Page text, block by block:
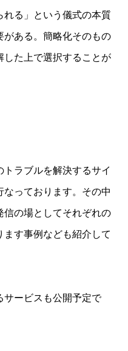
れる」という儀式の本質
がある。簡略化そのもの
した上で選択することが
ラブルを解決するサイ
なっております。その中
信の場としてそれぞれの
す事例なども紹介して
サービスも公開予定で